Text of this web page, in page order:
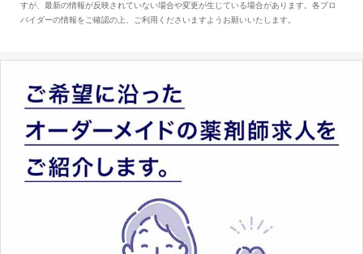
すが、最新の情報が反映されていない場合や変更が生じている場合があります。各プロ
バイダーの情報をご確認の上、ご利用くださいますようお願いいたします。